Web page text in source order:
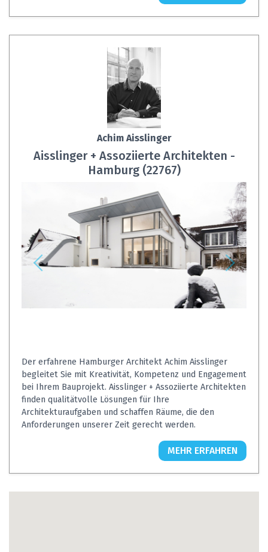
Achim Aisslinger
Aisslinger + Assoziierte Architekten -
Hamburg (22767)
Der erfahrene Hamburger Architekt Achim Aisslinger
begleitet Sie mit Kreativität, Kompetenz und Engagement
bei Ihrem Bauprojekt. Aisslinger + Assoziierte Architekten
finden qualitätvolle Lösungen für Ihre
Architekturaufgaben und schaffen Räume, die den
Anforderungen unserer Zeit gerecht werden.
MEHR ERFAHREN